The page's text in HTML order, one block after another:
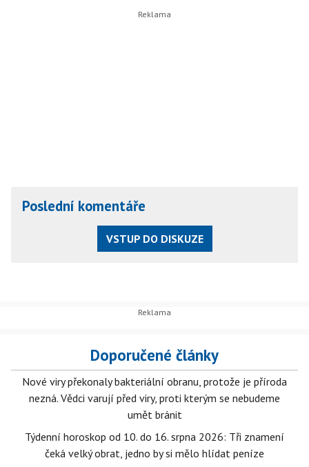
Poslední komentáře
VSTUP DO DISKUZE
Doporučené články
Nové viry překonaly bakteriální obranu, protože je příroda
nezná. Vědci varují před viry, proti kterým se nebudeme
umět bránit
Týdenní horoskop od 10. do 16. srpna 2026: Tři znamení
čeká velký obrat, jedno by si mělo hlídat peníze